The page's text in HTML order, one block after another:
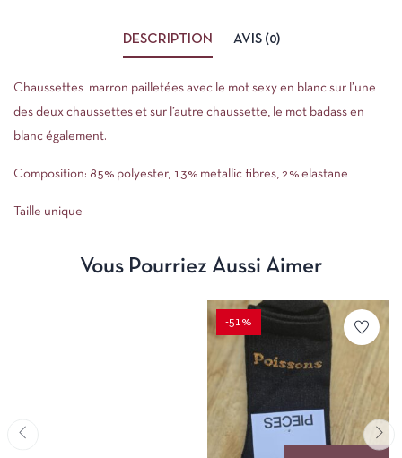
DESCRIPTION AVIS (0)
Chaussettes marron pailletées avec le mot sexy en blanc sur l’une
des deux chaussettes et sur l’autre chaussette, le mot badass en
blanc également.
Composition: 85% polyester, 13% metallic fibres, 2% elastane
Taille unique
Vous Pourriez Aussi Aimer
-51%